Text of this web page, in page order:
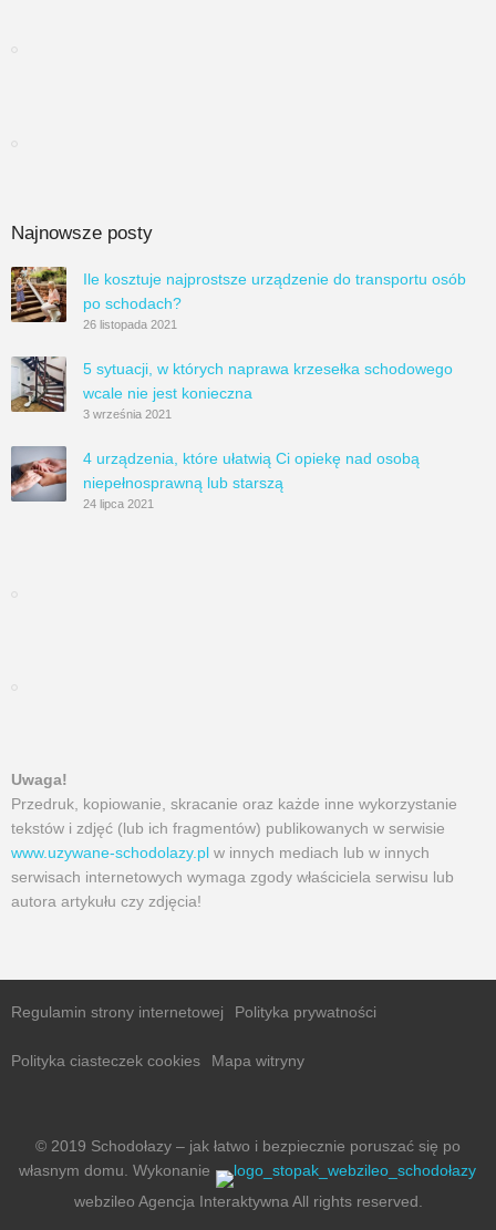
Najnowsze posty
Ile kosztuje najprostsze urządzenie do transportu osób
po schodach?
26 listopada 2021
5 sytuacji, w których naprawa krzesełka schodowego
wcale nie jest konieczna
3 września 2021
4 urządzenia, które ułatwią Ci opiekę nad osobą
niepełnosprawną lub starszą
24 lipca 2021
Uwaga!
Przedruk, kopiowanie, skracanie oraz każde inne wykorzystanie
tekstów i zdjęć (lub ich fragmentów) publikowanych w serwisie
www.uzywane-schodolazy.pl w innych mediach lub w innych
serwisach internetowych wymaga zgody właściciela serwisu lub
autora artykułu czy zdjęcia!
Regulamin strony internetowej Polityka prywatności
Polityka ciasteczek cookies Mapa witryny
© 2019 Schodołazy – jak łatwo i bezpiecznie poruszać się po
własnym domu. Wykonanie
webzileo Agencja Interaktywna All rights reserved.